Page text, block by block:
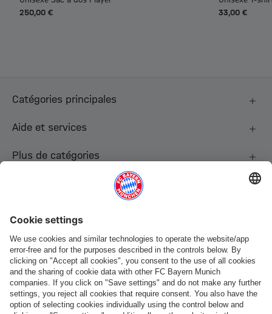
250,00 €
33,00 €
Catégories principales
Aide et services
Plus de catégories
Paiement et livraison